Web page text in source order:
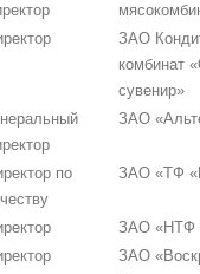
ЗАО
комбинат
сувенир»
ЗАО
по
ЗАО «ТФ
ЗАО «НТФ
ЗАО